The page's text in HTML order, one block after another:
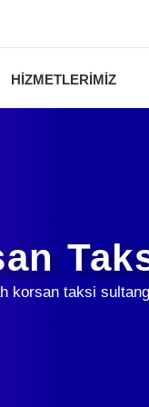
HIZMETLERIMIZ
korsan taksi